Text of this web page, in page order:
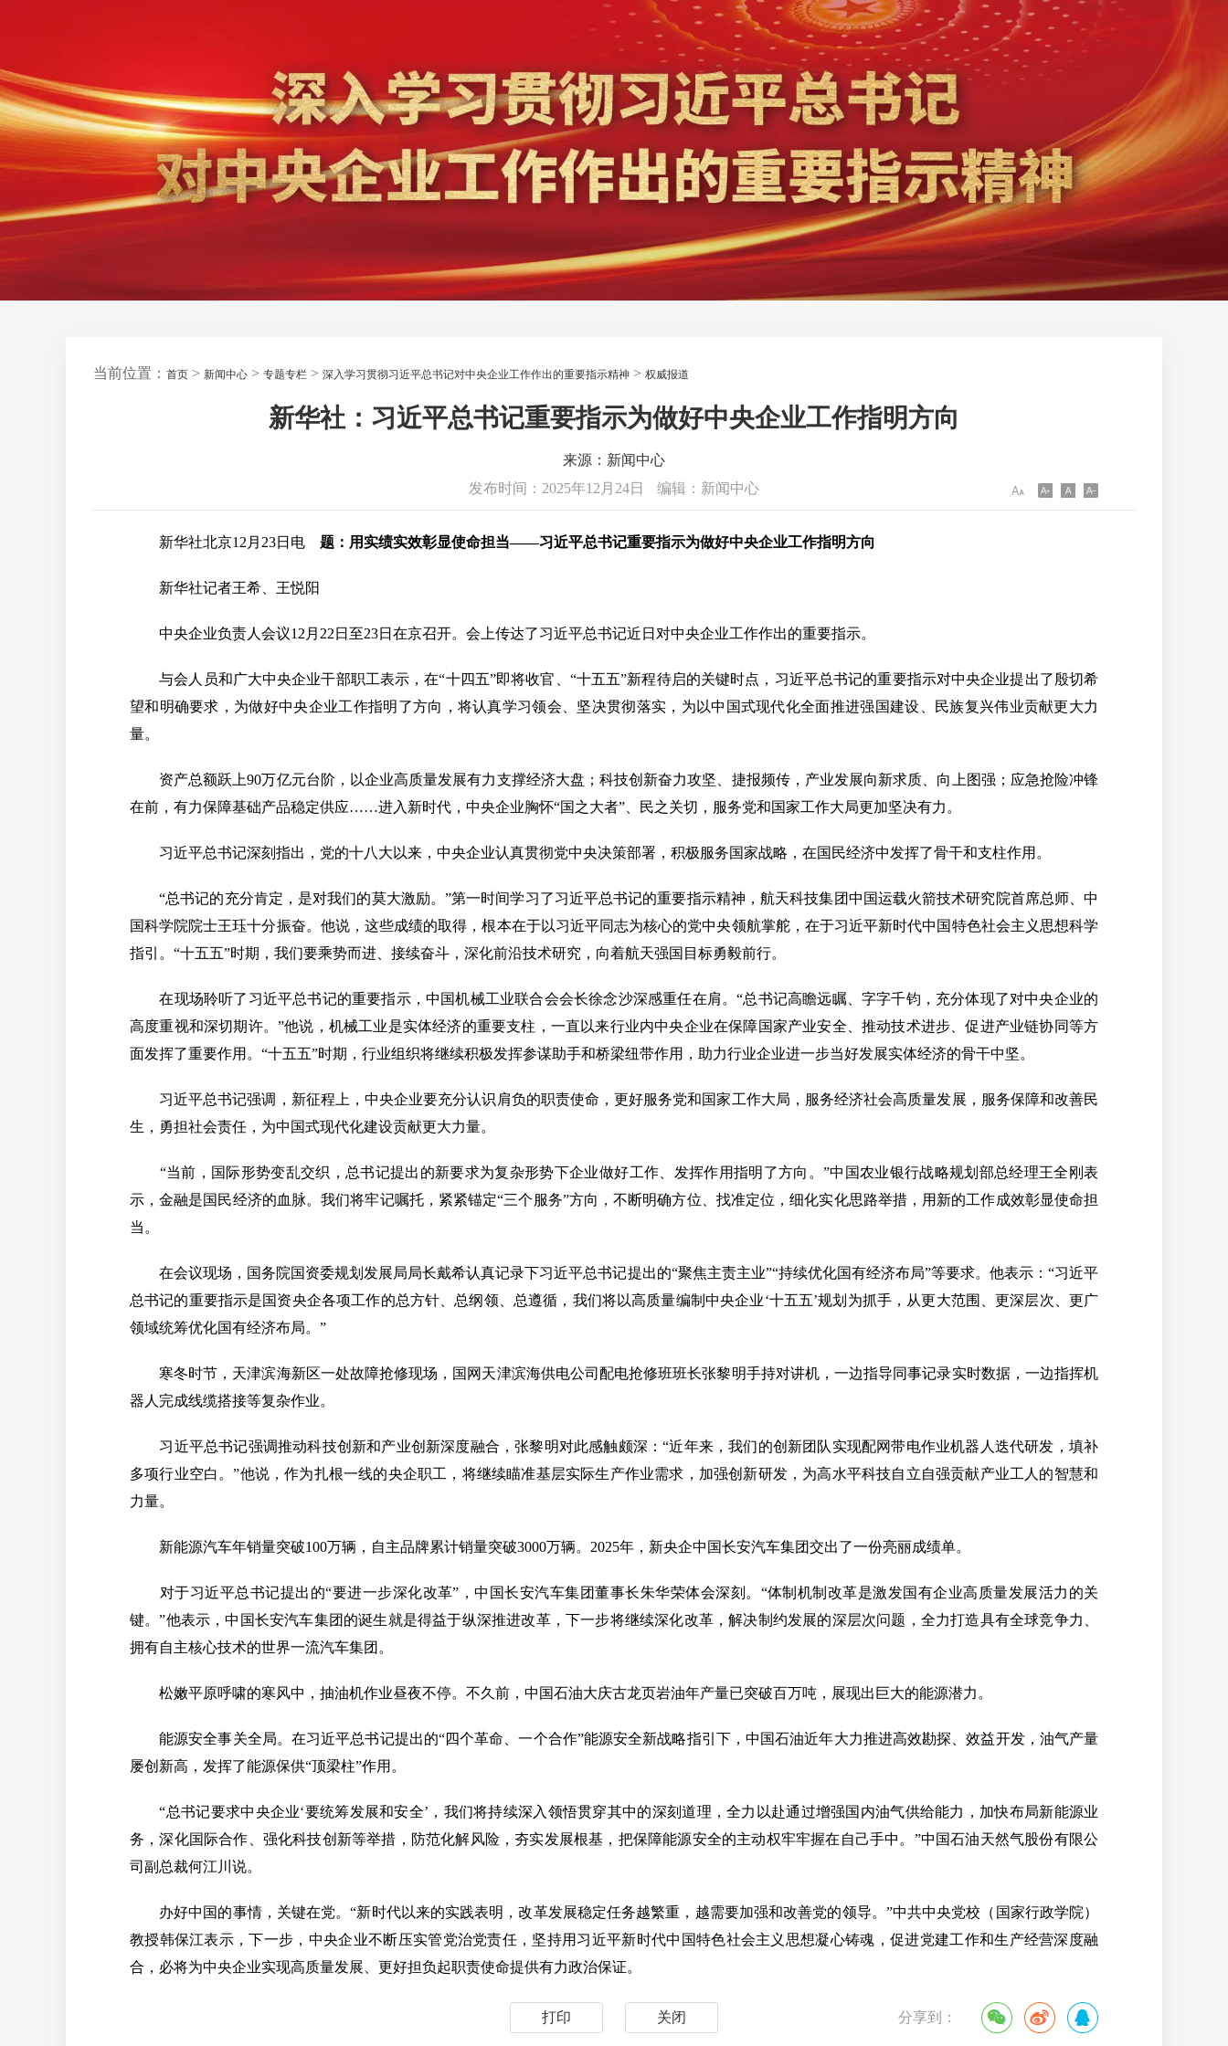
当前位置： 首页 > 新闻中心 > 专题专栏 > 深入学习贯彻习近平总书记对中央企业工作作出的重要指示精神 > 权威报道
新华社：习近平总书记重要指示为做好中央企业工作指明方向
来源：新闻中心
发布时间：2025年12月24日
编辑：新闻中心
新华社北京12月23日电 题：用实绩实效彰显使命担当——习近平总书记重要指示为做好中央企业工作指明方向
新华社记者王希、王悦阳
中央企业负责人会议12月22日至23日在京召开。会上传达了习近平总书记近日对中央企业工作作出的重要指示。
与会人员和广大中央企业干部职工表示，在“十四五”即将收官、“十五五”新程待启的关键时点，习近平总书记的重要指示对中央企业提出了殷切希
望和明确要求，为做好中央企业工作指明了方向，将认真学习领会、坚决贯彻落实，为以中国式现代化全面推进强国建设、民族复兴伟业贡献更大力
量。
资产总额跃上90万亿元台阶，以企业高质量发展有力支撑经济大盘；科技创新奋力攻坚、捷报频传，产业发展向新求质、向上图强；应急抢险冲锋
在前，有力保障基础产品稳定供应……进入新时代，中央企业胸怀“国之大者”、民之关切，服务党和国家工作大局更加坚决有力。
习近平总书记深刻指出，党的十八大以来，中央企业认真贯彻党中央决策部署，积极服务国家战略，在国民经济中发挥了骨干和支柱作用。
“总书记的充分肯定，是对我们的莫大激励。”第一时间学习了习近平总书记的重要指示精神，航天科技集团中国运载火箭技术研究院首席总师、中
国科学院院士王珏十分振奋。他说，这些成绩的取得，根本在于以习近平同志为核心的党中央领航掌舵，在于习近平新时代中国特色社会主义思想科学
指引。“十五五”时期，我们要乘势而进、接续奋斗，深化前沿技术研究，向着航天强国目标勇毅前行。
在现场聆听了习近平总书记的重要指示，中国机械工业联合会会长徐念沙深感重任在肩。“总书记高瞻远瞩、字字千钧，充分体现了对中央企业的
高度重视和深切期许。”他说，机械工业是实体经济的重要支柱，一直以来行业内中央企业在保障国家产业安全、推动技术进步、促进产业链协同等方
面发挥了重要作用。“十五五”时期，行业组织将继续积极发挥参谋助手和桥梁纽带作用，助力行业企业进一步当好发展实体经济的骨干中坚。
习近平总书记强调，新征程上，中央企业要充分认识肩负的职责使命，更好服务党和国家工作大局，服务经济社会高质量发展，服务保障和改善民
生，勇担社会责任，为中国式现代化建设贡献更大力量。
“当前，国际形势变乱交织，总书记提出的新要求为复杂形势下企业做好工作、发挥作用指明了方向。”中国农业银行战略规划部总经理王全刚表
示，金融是国民经济的血脉。我们将牢记嘱托，紧紧锚定“三个服务”方向，不断明确方位、找准定位，细化实化思路举措，用新的工作成效彰显使命担
当。
在会议现场，国务院国资委规划发展局局长戴希认真记录下习近平总书记提出的“聚焦主责主业”“持续优化国有经济布局”等要求。他表示：“习近平
总书记的重要指示是国资央企各项工作的总方针、总纲领、总遵循，我们将以高质量编制中央企业‘十五五’规划为抓手，从更大范围、更深层次、更广
领域统筹优化国有经济布局。”
寒冬时节，天津滨海新区一处故障抢修现场，国网天津滨海供电公司配电抢修班班长张黎明手持对讲机，一边指导同事记录实时数据，一边指挥机
器人完成线缆搭接等复杂作业。
习近平总书记强调推动科技创新和产业创新深度融合，张黎明对此感触颇深：“近年来，我们的创新团队实现配网带电作业机器人迭代研发，填补
多项行业空白。”他说，作为扎根一线的央企职工，将继续瞄准基层实际生产作业需求，加强创新研发，为高水平科技自立自强贡献产业工人的智慧和
力量。
新能源汽车年销量突破100万辆，自主品牌累计销量突破3000万辆。2025年，新央企中国长安汽车集团交出了一份亮丽成绩单。
对于习近平总书记提出的“要进一步深化改革”，中国长安汽车集团董事长朱华荣体会深刻。“体制机制改革是激发国有企业高质量发展活力的关
键。”他表示，中国长安汽车集团的诞生就是得益于纵深推进改革，下一步将继续深化改革，解决制约发展的深层次问题，全力打造具有全球竞争力、
拥有自主核心技术的世界一流汽车集团。
松嫩平原呼啸的寒风中，抽油机作业昼夜不停。不久前，中国石油大庆古龙页岩油年产量已突破百万吨，展现出巨大的能源潜力。
能源安全事关全局。在习近平总书记提出的“四个革命、一个合作”能源安全新战略指引下，中国石油近年大力推进高效勘探、效益开发，油气产量
屡创新高，发挥了能源保供“顶梁柱”作用。
“总书记要求中央企业‘要统筹发展和安全’，我们将持续深入领悟贯穿其中的深刻道理，全力以赴通过增强国内油气供给能力，加快布局新能源业
务，深化国际合作、强化科技创新等举措，防范化解风险，夯实发展根基，把保障能源安全的主动权牢牢握在自己手中。”中国石油天然气股份有限公
司副总裁何江川说。
办好中国的事情，关键在党。“新时代以来的实践表明，改革发展稳定任务越繁重，越需要加强和改善党的领导。”中共中央党校（国家行政学院）
教授韩保江表示，下一步，中央企业不断压实管党治党责任，坚持用习近平新时代中国特色社会主义思想凝心铸魂，促进党建工作和生产经营深度融
合，必将为中央企业实现高质量发展、更好担负起职责使命提供有力政治保证。
打印 关闭 分享到：